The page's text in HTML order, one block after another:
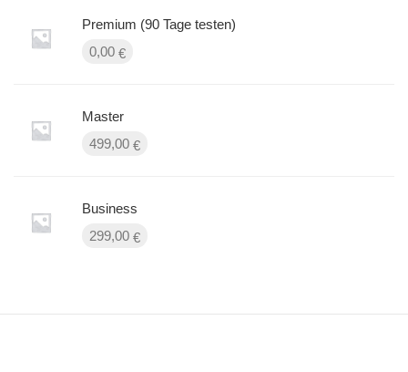
Premium (90 Tage testen)
0,00 €
Master
499,00 €
Business
299,00 €